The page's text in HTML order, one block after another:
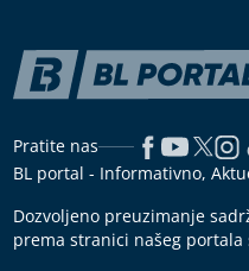
Pratite nas
BL portal - Informativno,
Dozvoljeno preuzimanje
prema stranici našeg